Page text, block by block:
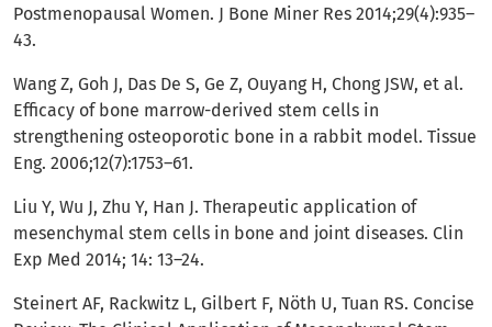
Postmenopausal Women. J Bone Miner Res 2014;29(4):935–
43.
Wang Z, Goh J, Das De S, Ge Z, Ouyang H, Chong JSW, et al.
Efficacy of bone marrow-derived stem cells in
strengthening osteoporotic bone in a rabbit model. Tissue
Eng. 2006;12(7):1753–61.
Liu Y, Wu J, Zhu Y, Han J. Therapeutic application of
mesenchymal stem cells in bone and joint diseases. Clin
Exp Med 2014; 14: 13–24.
Steinert AF, Rackwitz L, Gilbert F, Nöth U, Tuan RS. Concise